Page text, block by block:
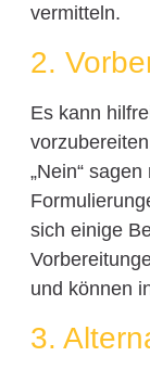
vermitteln.
2.
Es kann
„Nein“
sich einige
und können
3.